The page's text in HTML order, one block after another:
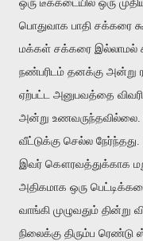
ஒரு டீக்கடையில் ஒரு
பொதுவாக பாதி சக்கரை
மக்கள் சக்கரை இல்லாமல்
நண்பரிடம் தனக்கு அன்று
ஏற்பட்ட அனுபவத்தை
அன்று உணவருந்தவில்லை.
வீட்டுக்கு செல்ல
இவர் கௌரவத்துக்காக
அதிகமாக ஒரு
வாங்கி முழுவதும்
நிலைக்கு திரும்ப